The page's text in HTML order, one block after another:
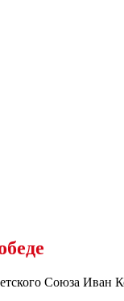
Союза Иван